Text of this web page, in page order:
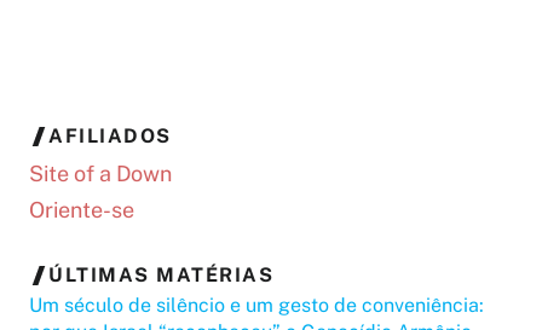
AFILIADOS
Site of a Down
Oriente-se
ÚLTIMAS MATÉRIAS
Um século de silêncio e um gesto de conveniência: